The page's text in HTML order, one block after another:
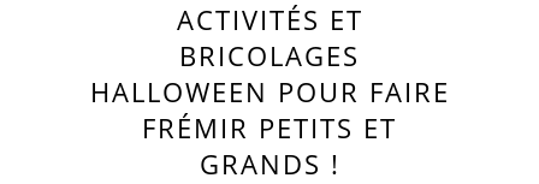
ACTIVITÉS ET
BRICOLAGES
HALLOWEEN POUR FAIRE
FRÉMIR PETITS ET
GRANDS !